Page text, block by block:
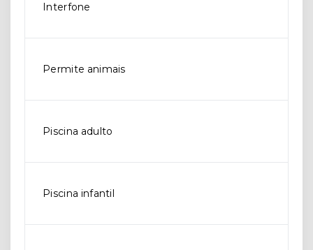
Interfone
Permite animais
Piscina adulto
Piscina infantil